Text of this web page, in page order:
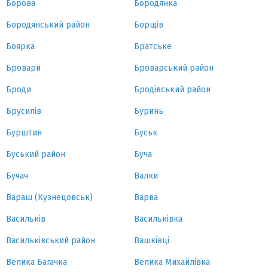
Борова Бородянка
Бородянський район Борщів
Боярка Братське
Бровари Броварський район
Броди Бродівський район
Брусилів Буринь
Бурштин Буськ
Буський район Буча
Бучач Валки
Вараш (Кузнецовськ) Варва
Васильків Васильківка
Васильківський район Вашківці
Велика Багачка Велика Михайлівка